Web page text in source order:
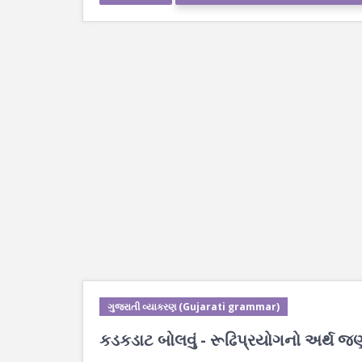
ગુજરાતી વ્યાકરણ (Gujarati grammar)
કડકડાટ બોલવું - રૂઢિપ્રયોગનો અર્થ